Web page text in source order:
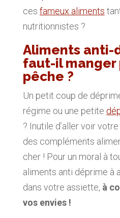
ces fameux aliments
nutritionnistes ?
Aliments anti-
faut-il manger
pêche ?
Un petit coup de
régime ou une petite
? Inutile d’aller voir
des compléments
cher ! Pour un moral à
aliments anti déprime à
dans votre assiette, à
vos envies !